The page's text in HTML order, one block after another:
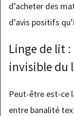
d’acheter des
d’avis positifs
Linge de lit :
invisible du
Peut-être est-ce
entre banalité